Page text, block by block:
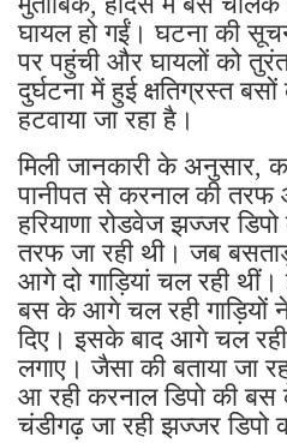
घायल हो गईं। घटना की
पर पहुंची और घायलों को
दुर्घटना में हुई क्षतिग्रस्त
हटवाया जा रहा है।
मिली जानकारी के अनुसार,
पानीपत से करनाल की तरफ
हरियाणा रोडवेज झज्जर
तरफ जा रही थी। जब
आगे दो गाड़ियां चल रही
बस के आगे चल रही गाड़ियों
दिए। इसके बाद आगे चल
लगाए। जैसा की बताया जा
आ रही करनाल डिपो की
चंडीगढ़ जा रही झज्जर डिपो